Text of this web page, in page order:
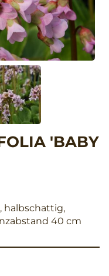
'BABY
halbschattig,
40 cm